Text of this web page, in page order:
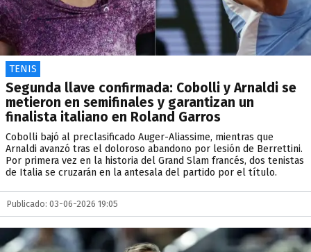
TENIS
Segunda llave confirmada: Cobolli y Arnaldi se
metieron en semifinales y garantizan un
finalista italiano en Roland Garros
Cobolli bajó al preclasificado Auger-Aliassime, mientras que
Arnaldi avanzó tras el doloroso abandono por lesión de Berrettini.
Por primera vez en la historia del Grand Slam francés, dos tenistas
de Italia se cruzarán en la antesala del partido por el título.
Publicado: 03-06-2026 19:05